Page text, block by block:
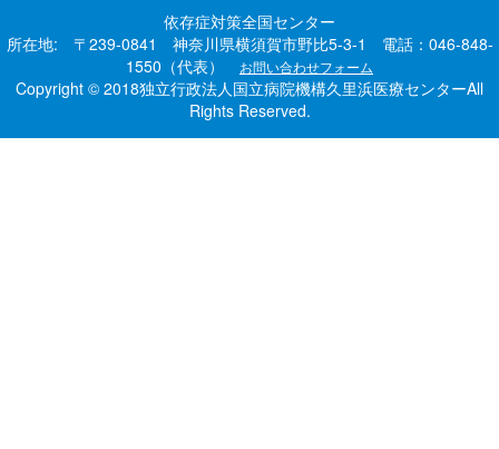
依存症対策全国センター
所在地: 〒239-0841 神奈川県横須賀市野比5-3-1 電話：046-848-
1550（代表）
お問い合わせフォーム
Copyright © 2018独立行政法人国立病院機構久里浜医療センターAll
Rights Reserved.